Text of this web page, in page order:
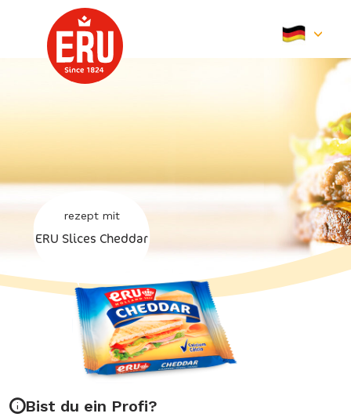
rezept mit
ERU Slices Cheddar
Bist du ein Profi?